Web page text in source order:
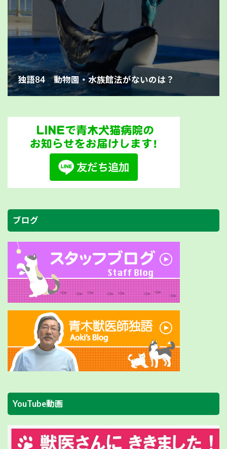
独語84 動物園・水族館法がないのは？
ブログ
YouTube動画